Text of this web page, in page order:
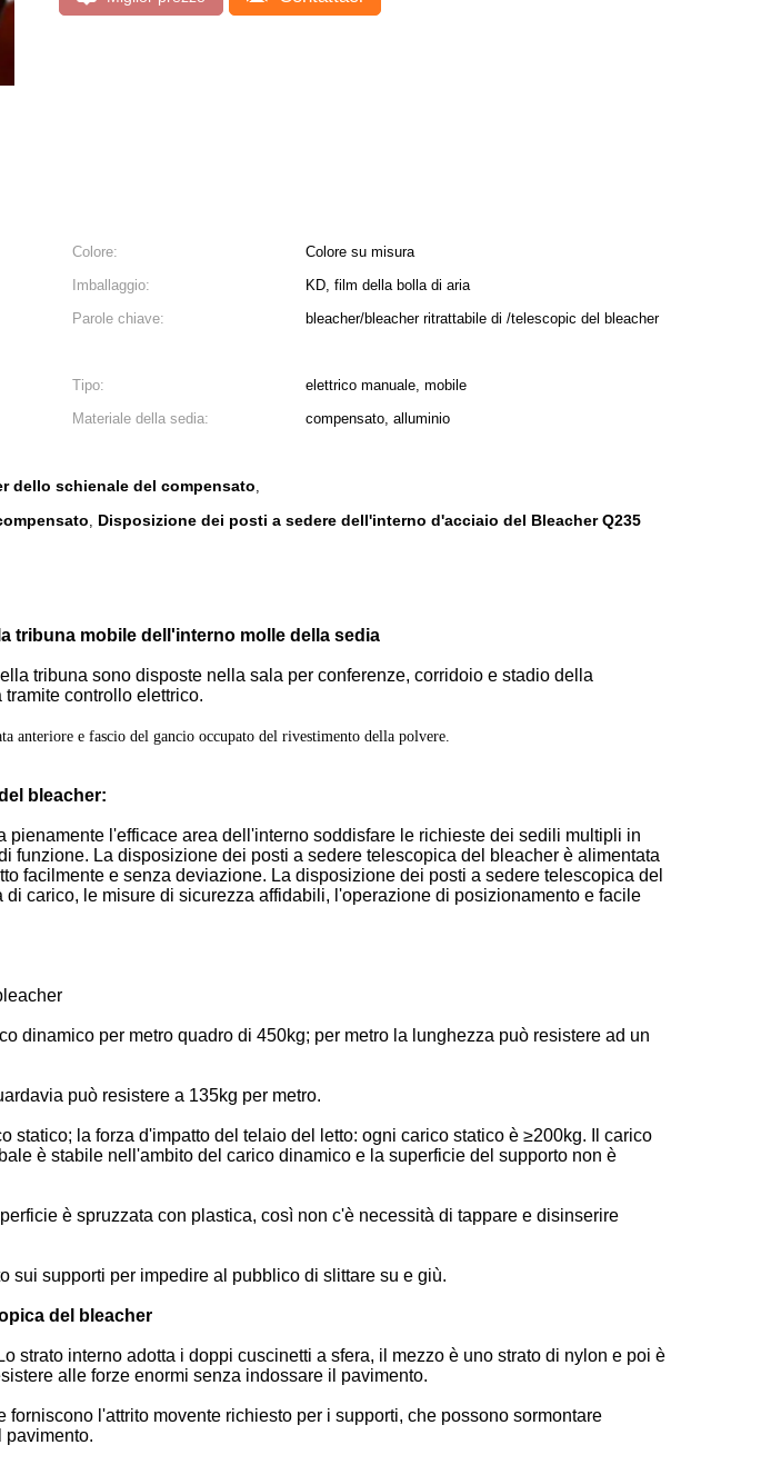
Colore:
Colore su misura
Imballaggio:
KD, film della bolla di aria
Parole chiave: bleacher/bleacher ritrattabile di /telescopic del bleacher
Tipo:
elettrico manuale, mobile
Materiale della sedia:
compensato, alluminio
dello schienale del compensato,
, Disposizione dei posti a sedere dell'interno d'acciaio del Bleacher Q235
tribuna mobile dell'interno molle della sedia
tribuna sono disposte nella sala per conferenze, corridoio e stadio della
controllo elettrico.
anteriore e fascio del gancio occupato del rivestimento della polvere.
bleacher:
l'efficace area dell'interno soddisfare le richieste dei sedili multipli in
La disposizione dei posti a sedere telescopica del bleacher è alimentata
facilmente e senza deviazione. La disposizione dei posti a sedere telescopica del
carico, le misure di sicurezza affidabili, l'operazione di posizionamento e facile
dinamico per metro quadro di 450kg; per metro la lunghezza può resistere ad un
può resistere a 135kg per metro.
la forza d'impatto del telaio del letto: ogni carico statico è ≥200kg. Il carico
è stabile nell'ambito del carico dinamico e la superficie del supporto non è
è spruzzata con plastica, così non c'è necessità di tappare e disinserire
sui supporti per impedire al pubblico di slittare su e giù.
del bleacher
interno adotta i doppi cuscinetti a sfera, il mezzo è uno strato di nylon e poi è
alle forze enormi senza indossare il pavimento.
l'attrito movente richiesto per i supporti, che possono sormontare
pavimento.